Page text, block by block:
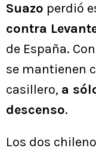
Suazo perdió
contra
de España.
se mantienen
casillero, a
descenso.
Los dos